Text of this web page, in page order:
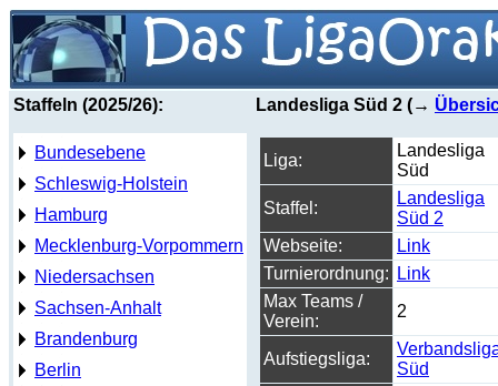
Staffeln (2025/26):
Bundesebene
Schleswig-Holstein
Hamburg
Mecklenburg-Vorpommern
Niedersachsen
Sachsen-Anhalt
Brandenburg
Berlin
Landesliga Süd 2 (→
Liga:
Landesliga
Süd
Staffel:
Landesliga
Süd 2
Webseite:
Link
Turnierordnung:
Link
Max Teams /
Verein:
2
Aufstiegsliga:
Süd